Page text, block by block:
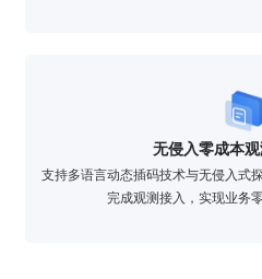
无侵入零成本
支持多语言动态插码技术与无侵入式
完成观测接入，实现业务